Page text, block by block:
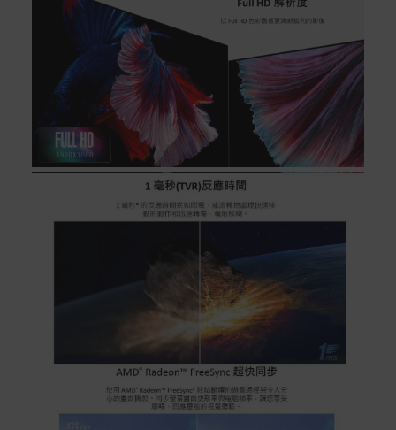
Apple Pay：須使用行動裝置
Samsung Wallet (原Samsung Pay)：須使用行動裝
置